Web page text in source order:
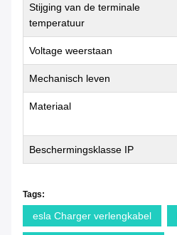
Stijging van de terminale
temperatuur
Voltage weerstaan
Mechanisch leven
Materiaal
Beschermingsklasse IP
Tags:
esla Charger verlengkabel